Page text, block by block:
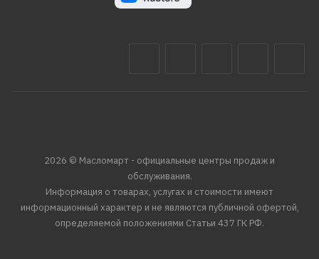
2026 © Масломарт - официальные центры продаж и
обслуживания.
Информация о товарах, услугах и стоимости имеют
информационный характер и не являются публичной офертой,
определяемой положениями Статьи 437 ГК РФ.